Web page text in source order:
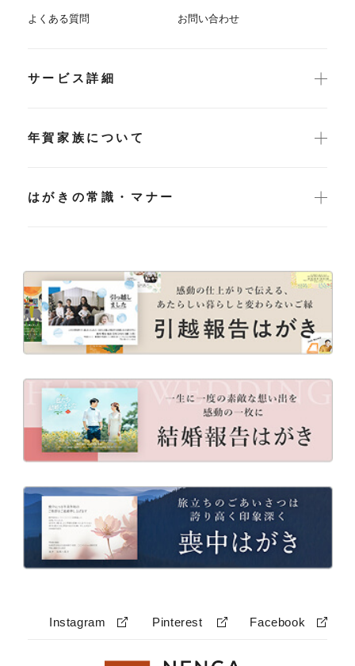
よくある質問 お問い合わせ
サービス詳細
年賀家族について
はがきの常識・マナー
Instagram Pinterest Facebook